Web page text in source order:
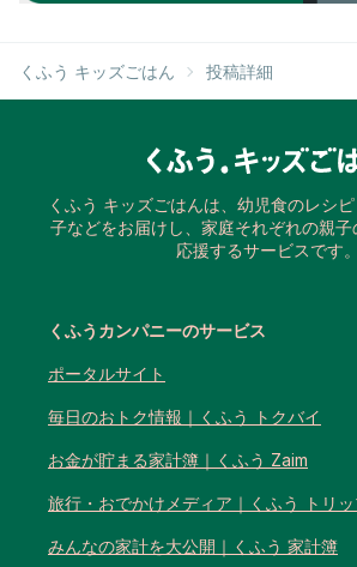
くふう キッズごはん 投稿詳細
くふう キッズごはんは、幼児食のレシ
子などをお届けし、家庭それぞれの親
応援するサービスです。
くふうカンパニーのサービス
ポータルサイト
毎日のおトク情報｜くふう トクバイ
お金が貯まる家計簿｜くふう Zaim
旅行・おでかけメディア｜くふう トリ
みんなの家計を大公開｜くふう 家計簿